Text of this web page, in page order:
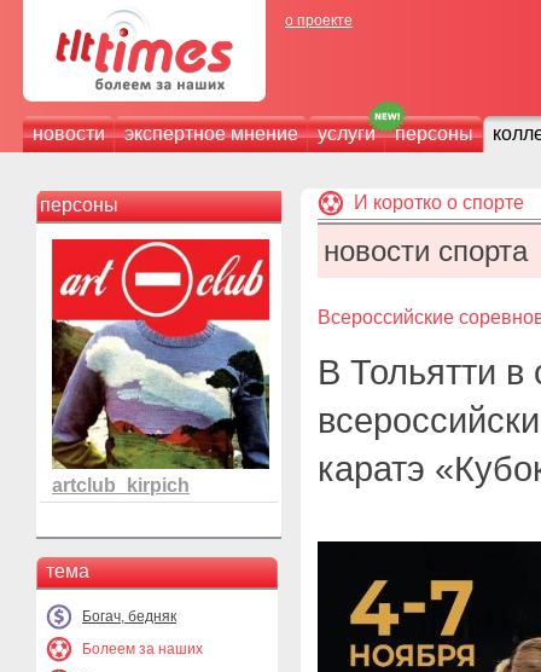
о проекте
новости экспертное мнение услуги персоны
персоны
artclub_kirpich
тема
Богач, бедняк
Болеем за наших
И коротко о спорте
новости спорта
Всероссийские
В Тольятти в
каратэ